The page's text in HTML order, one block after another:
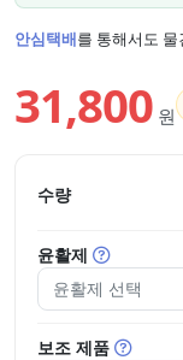
안심택배를 통해서도
31,800 원
수량
윤활제
윤활제 선택
보조 제품